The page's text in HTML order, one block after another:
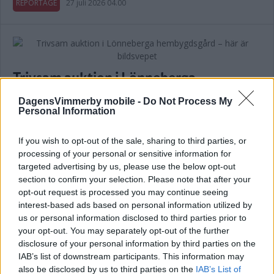
DagensVimmerby mobile - Do Not Process My
Personal Information
If you wish to opt-out of the sale, sharing to third parties, or
processing of your personal or sensitive information for
targeted advertising by us, please use the below opt-out
section to confirm your selection. Please note that after your
opt-out request is processed you may continue seeing
interest-based ads based on personal information utilized by
us or personal information disclosed to third parties prior to
your opt-out. You may separately opt-out of the further
disclosure of your personal information by third parties on the
IAB’s list of downstream participants. This information may
also be disclosed by us to third parties on the IAB’s List of
REPORTAGE 27 juli 2026 04.00
Trivsam auktion i Lönneberga
hembygdsgård – här är bildsvepet
REPORTAGE 23 juli 2026 04.00
Annons:
Maximilian, 13, har drömyrket klart –
livräddare på Bondi Beach
REPORTAGE 19 juli 2026 04.00